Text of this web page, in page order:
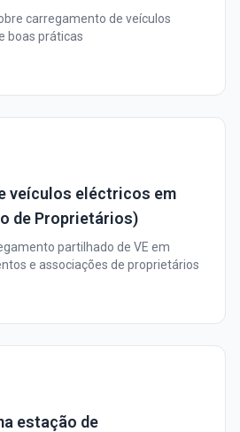
carregamento de veículos
boas práticas
veículos eléctricos em
de Proprietários)
partilhado de VE em
e associações de proprietários
estação de